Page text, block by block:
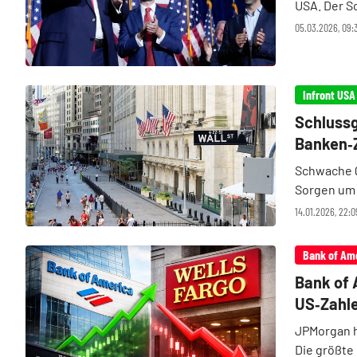
05.03.2026,
USA. Der
JPMorgan,
14.01.2026,
Schwache
Sorgen
Tech für
Bank of
Bank of
JPMorgan
Die größte